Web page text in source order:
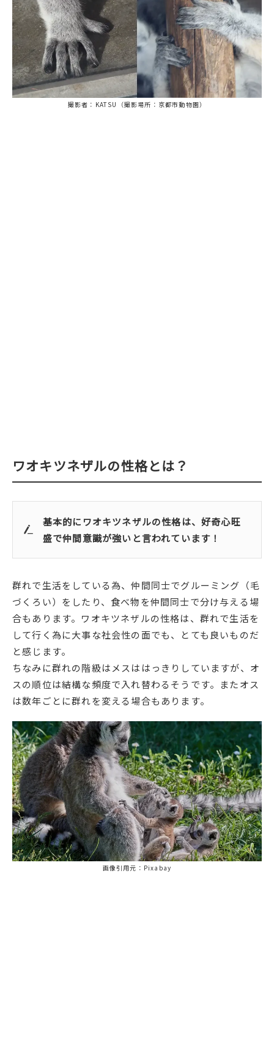
撮影者：KATSU（撮影場所：京都市動物園）
ワオキツネザルの性格とは？
基本的にワオキツネザルの性格は、好奇心旺
盛で仲間意識が強いと言われています！
群れで生活をしている為、仲間同士でグルーミング（毛
づくろい）をしたり、食べ物を仲間同士で分け与える場
合もあります。ワオキツネザルの性格は、群れで生活を
して行く為に大事な社会性の面でも、とても良いものだ
と感じます。
ちなみに群れの階級はメスははっきりしていますが、オ
スの順位は結構な頻度で入れ替わるそうです。またオス
は数年ごとに群れを変える場合もあります。
画像引用元：Pixabay